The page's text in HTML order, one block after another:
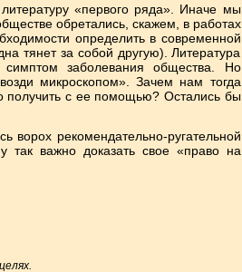
«первого ряда». Иначе мы
обретались, скажем, в работах
определить в современной
тянет за собой другую). Литература
симптом заболевания общества. Но
микроскопом». Зачем нам тогда
получить с ее помощью? Остались бы
ворох рекомендательно-ругательной
так важно доказать свое «право на